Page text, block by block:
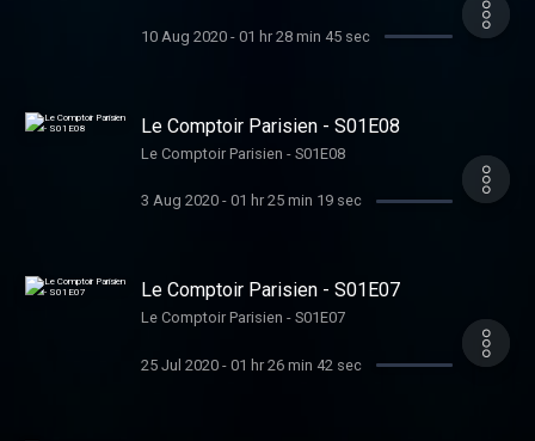
10 Aug 2020- 01 hr 28 min 45 sec
Le Comptoir Parisien - S01E08
Le Comptoir Parisien - S01E08
3 Aug 2020- 01 hr 25 min 19 sec
Le Comptoir Parisien - S01E07
Le Comptoir Parisien - S01E07
25 Jul 2020- 01 hr 26 min 42 sec